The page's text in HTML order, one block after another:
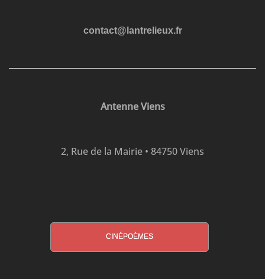
contact@lantrelieux.fr
Antenne Viens
2, Rue de la Mairie • 84750 Viens
CINÉPOÈMES